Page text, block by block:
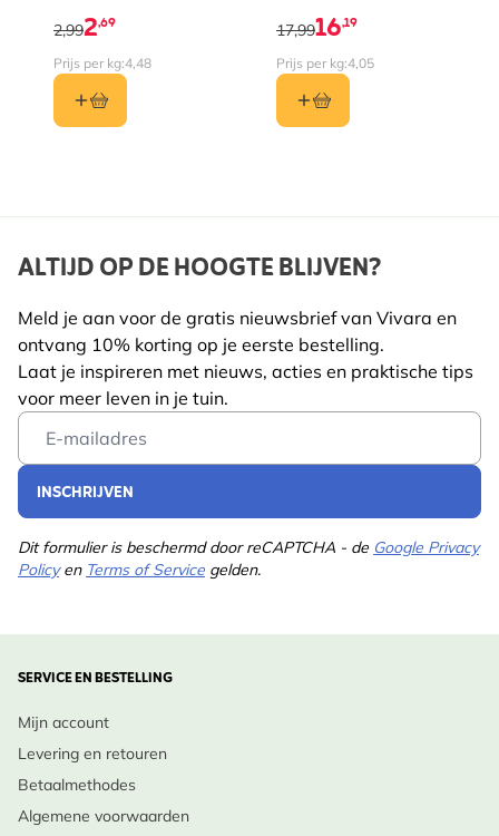
2,69
2,99
Prijs per kg:4,48
16,19
17,99
Prijs per kg:4,05
ALTIJD OP DE HOOGTE BLIJVEN?
Meld je aan voor de gratis nieuwsbrief van Vivara en
ontvang 10% korting op je eerste bestelling.
Laat je inspireren met nieuws, acties en praktische tips
voor meer leven in je tuin.
Email Address
INSCHRIJVEN
Dit formulier is beschermd door reCAPTCHA - de Google Privacy
Policyen Terms of Service gelden.
SERVICE EN BESTELLING
Mijn account
Levering en retouren
Betaalmethodes
Algemene voorwaarden